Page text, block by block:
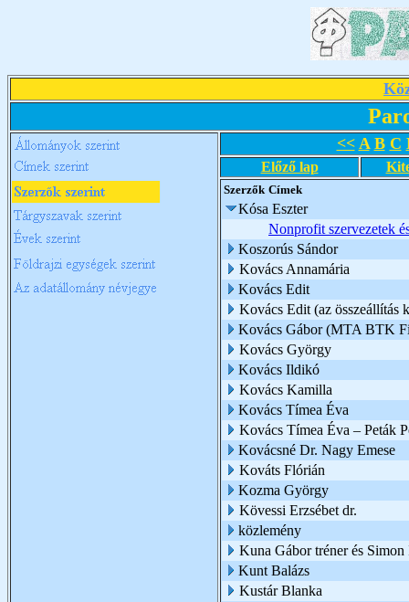
<< A B C
Előző lap
Szerzők Címek
Kósa Eszter
Nonprofit szervezetek
Koszorús Sándor
Kovács Annamária
Kovács Edit
Kovács Edit (az összeállítás
Kovács Gábor (MTA BTK
Kovács György
Kovács Ildikó
Kovács Kamilla
Kovács Tímea Éva
Kovács Tímea Éva – Peták
Kovácsné Dr. Nagy Emese
Kováts Flórián
Kozma György
Kövessi Erzsébet dr.
közlemény
Kuna Gábor tréner és
Kunt Balázs
Kustár Blanka